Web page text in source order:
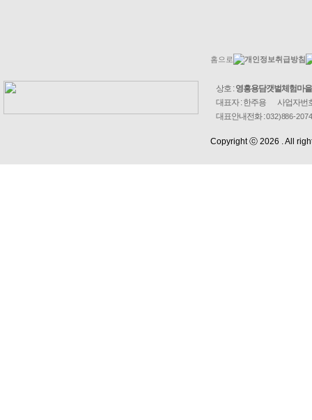
홈으로 개인정보취급방침
상호 :영흥용담갯벌체험마을
대표자 : 한주용
사업자번
대표안내전화 :032)886-2074
Copyright ⓒ 2026 . All